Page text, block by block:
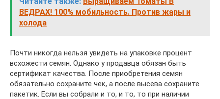
ВЕДРАХ! 100% мобильность. Против жары и
холода
Почти никогда нельзя увидеть на упаковке процент
всхожести семян. Однако у продавца обязан быть
сертификат качества. После приобретения семян
обязательно сохраните чек, а после высева сохраните
пакетик. Если вы собрали и то, и то, то при наличии